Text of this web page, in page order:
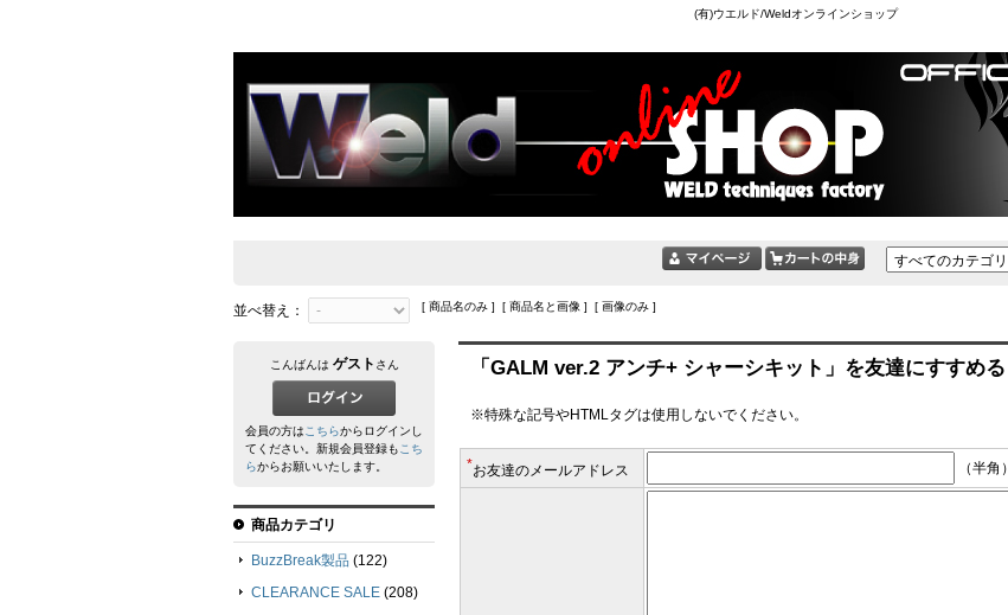
(有)ウエルド/Weldオンラインショップ
並べ替え： [ 商品名のみ ] [ 商品名と画像 ] [ 画像のみ ]
「GALM ver.2 アンチ+ シャーシキット」を友達にすすめる
※特殊な記号やHTMLタグは使用しないでください。
*お友達のメールアドレス （半角）
こんばんは ゲスト さん
会員の方はこちらからログインし
てください。新規会員登録もこち
らからお願いいたします。
商品カテゴリ
BuzzBreak製品 (122)
CLEARANCE SALE (208)